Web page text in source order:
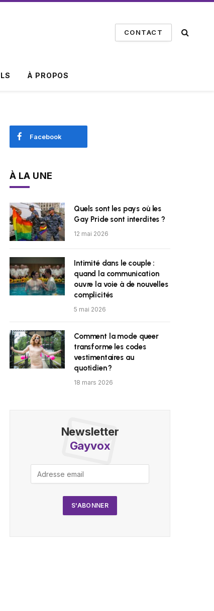
CONTACT
À PROPOS
Facebook
À LA UNE
Quels sont les pays où les
Gay Pride sont interdites ?
12 mai 2026
Intimité dans le couple :
quand la communication
ouvre la voie à de nouvelles
complicités
5 mai 2026
Comment la mode queer
transforme les codes
vestimentaires au
quotidien ?
18 mars 2026
Newsletter
Gayvox